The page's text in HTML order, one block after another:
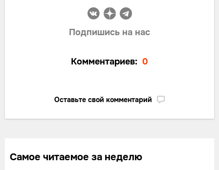
Подпишись на нас
Комментариев: 0
Оставьте свой комментарий
Самое читаемое за неделю